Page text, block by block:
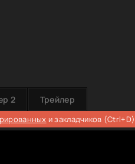
2 Трейлер
и закладчиков